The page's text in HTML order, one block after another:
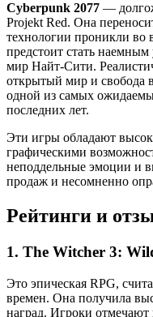
Cyberpunk 2077 —
Projekt Red. Она
технологии проникли
предстоит стать
мир Найт-Сити.
открытый мир и свобода
одной из самых
последних лет.
Эти игры обладают
графическими
неподдельные эмоции и
продаж и несомненно
Рейтинги и
1. The Witcher 3:
Это эпическая RPG,
времен. Она получила
наград. Игроки